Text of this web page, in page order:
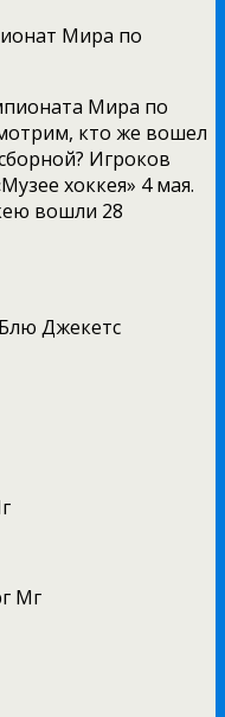
Мира по
Мира по
кто же вошел
Игроков
хоккея» 4 мая.
вошли 28
Джекетс
Мг